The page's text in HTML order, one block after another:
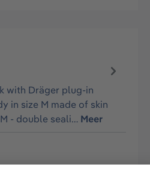
with Dräger plug-in
in size M made of skin
- double seali… Meer